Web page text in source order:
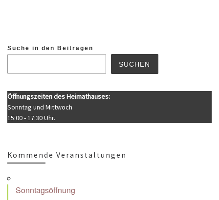
Suche in den Beiträgen
SUCHEN
Öffnungszeiten des Heimathauses:
Sonntag und Mittwoch
15:00 - 17:30 Uhr.
Kommende Veranstaltungen
Sonntagsöffnung